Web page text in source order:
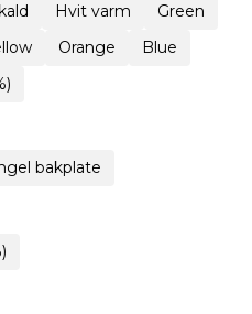
Hvit varm
Green
Orange
Blue
bakplate